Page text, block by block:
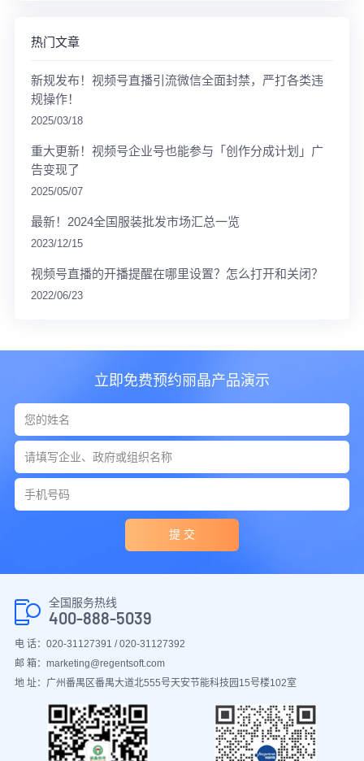
热门文章
新规发布！视频号直播引流微信全面封禁，严打各类违
规操作！
2025/03/18
重大更新！视频号企业号也能参与「创作分成计划」广
告变现了
2025/05/07
最新！2024全国服装批发市场汇总一览
2023/12/15
视频号直播的开播提醒在哪里设置？怎么打开和关闭？
2022/06/23
立即免费预约丽晶产品演示
提 交
全国服务热线
400-888-5039
电 话：020-31127391 / 020-31127392
邮 箱：marketing@regentsoft.com
地 址：广州番禺区番禺大道北555号天安节能科技园15号楼102室